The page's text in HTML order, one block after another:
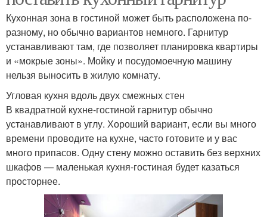
Кухонная зона в гостиной может быть расположена по-
разному, но обычно вариантов немного. Гарнитур
устанавливают там, где позволяет планировка квартиры
и «мокрые зоны». Мойку и посудомоечную машину
нельзя выносить в жилую комнату.
Угловая кухня вдоль двух смежных стен
В квадратной кухне-гостиной гарнитур обычно
устанавливают в углу. Хороший вариант, если вы много
времени проводите на кухне, часто готовите и у вас
много припасов. Одну стену можно оставить без верхних
шкафов — маленькая кухня-гостиная будет казаться
просторнее.